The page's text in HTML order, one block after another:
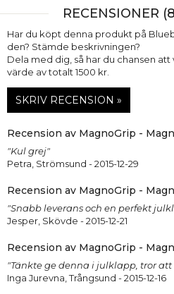
RECENSIONER
Har du köpt denna produkt på
den? Stämde beskrivningen?
Dela med dig, så har du chansen
värde av totalt 1500 kr.
SKRIV RECENSION »
Recension av MagnoGrip -
"Kul grej"
Petra, Strömsund - 2015-12-29
Recension av MagnoGrip -
"Snabb leverans och en perfekt
Jesper, Skövde - 2015-12-21
Recension av MagnoGrip -
"Tänkte ge denna i julklapp, tror
Inga Jurevna, Trångsund - 2015-12-16